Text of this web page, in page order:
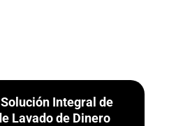
Integral de
Lavado de Dinero